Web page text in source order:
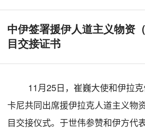
中伊签署援伊人道主义物资
目交接证书
11月25日，崔巍大使和伊拉
卡尼共同出席援伊拉克人道主义物
目交接仪式。于世伟参赞和伊方代